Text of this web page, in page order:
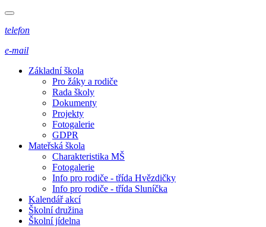
telefon
e-mail
Základní škola
Pro žáky a rodiče
Rada školy
Dokumenty
Projekty
Fotogalerie
GDPR
Mateřská škola
Charakteristika MŠ
Fotogalerie
Info pro rodiče - třída Hvězdičky
Info pro rodiče - třída Sluníčka
Kalendář akcí
Školní družina
Školní jídelna